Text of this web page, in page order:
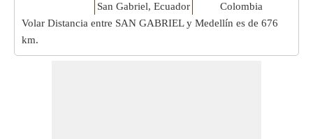
San Gabriel, Ecuador
Colombia
Volar Distancia entre SAN GABRIEL y Medellín es de 676
km.